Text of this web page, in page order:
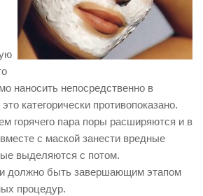
наносить непосредственно в
категорически противопоказано.
горячего пара поры расширяются и в
с маской занести вредные
выделяются с потом.
должно быть завершающим этапом
процедур.